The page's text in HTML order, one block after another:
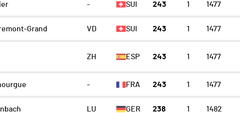
- SUI 243 1 1477
Grand VD SUI 243 1 1477
ZH ESP 243 1 1477
- FRA 243 1 1477
LU GER 238 1 1482